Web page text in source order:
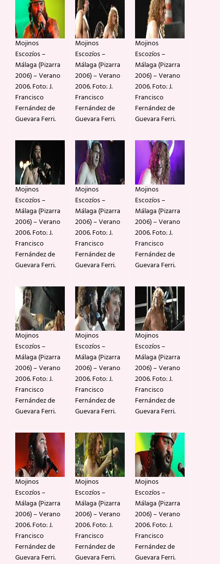
Mojinos
Escozíos –
Málaga (Pizarra
2006) – Verano
2006. Foto: J.
Francisco
Fernández de
Guevara Ferri.
Mojinos
Escozíos –
Málaga (Pizarra
2006) – Verano
2006. Foto: J.
Francisco
Fernández de
Guevara Ferri.
Mojinos
Escozíos –
Málaga (Pizarra
2006) – Verano
2006. Foto: J.
Francisco
Fernández de
Guevara Ferri.
Mojinos
Escozíos –
Málaga (Pizarra
2006) – Verano
2006. Foto: J.
Francisco
Fernández de
Guevara Ferri.
Mojinos
Escozíos –
Málaga (Pizarra
2006) – Verano
2006. Foto: J.
Francisco
Fernández de
Guevara Ferri.
Mojinos
Escozíos –
Málaga (Pizarra
2006) – Verano
2006. Foto: J.
Francisco
Fernández de
Guevara Ferri.
Mojinos
Escozíos –
Málaga (Pizarra
2006) – Verano
2006. Foto: J.
Francisco
Fernández de
Guevara Ferri.
Mojinos
Escozíos –
Málaga (Pizarra
2006) – Verano
2006. Foto: J.
Francisco
Fernández de
Guevara Ferri.
Mojinos
Escozíos –
Málaga (Pizarra
2006) – Verano
2006. Foto: J.
Francisco
Fernández de
Guevara Ferri.
Mojinos
Escozíos –
Málaga (Pizarra
2006) – Verano
2006. Foto: J.
Francisco
Fernández de
Guevara Ferri.
Mojinos
Escozíos –
Málaga (Pizarra
2006) – Verano
2006. Foto: J.
Francisco
Fernández de
Guevara Ferri.
Mojinos
Escozíos –
Málaga (Pizarra
2006) – Verano
2006. Foto: J.
Francisco
Fernández de
Guevara Ferri.